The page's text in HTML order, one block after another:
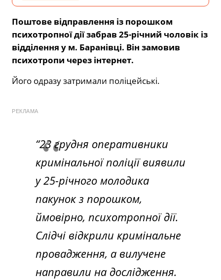
Поштове відправлення із порошком
психотропної дії забрав 25-річний чоловік із
відділення у м. Баранівці. Він замовив
психотропи через інтернет.
Його одразу затримали поліцейські.
РЕКЛАМА
“23 грудня оперативники
кримінальної поліції виявили
у 25-річного молодика
пакунок з порошком,
ймовірно, психотропної дії.
Слідчі відкрили кримінальне
провадження, а вилучене
направили на дослідження.